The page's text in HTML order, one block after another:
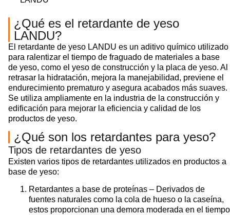
¿Qué es el retardante de yeso
LANDU?
El retardante de yeso LANDU es un aditivo químico utilizado
para ralentizar el tiempo de fraguado de materiales a base
de yeso, como el yeso de construcción y la placa de yeso. Al
retrasar la hidratación, mejora la manejabilidad, previene el
endurecimiento prematuro y asegura acabados más suaves.
Se utiliza ampliamente en la industria de la construcción y
edificación para mejorar la eficiencia y calidad de los
productos de yeso.
¿Qué son los retardantes para yeso?
Tipos de retardantes de yeso
Existen varios tipos de retardantes utilizados en productos a
base de yeso:
Retardantes a base de proteínas – Derivados de
fuentes naturales como la cola de hueso o la caseína,
estos proporcionan una demora moderada en el tiempo